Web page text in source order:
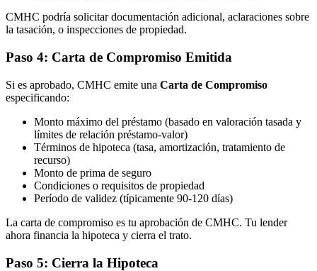
CMHC podría solicitar documentación adicional, aclaraciones sobre
la tasación, o inspecciones de propiedad.
Paso 4: Carta de Compromiso Emitida
Si es aprobado, CMHC emite una Carta de Compromiso
especificando:
Monto máximo del préstamo (basado en valoración tasada y
límites de relación préstamo-valor)
Términos de hipoteca (tasa, amortización, tratamiento de
recurso)
Monto de prima de seguro
Condiciones o requisitos de propiedad
Período de validez (típicamente 90-120 días)
La carta de compromiso es tu aprobación de CMHC. Tu lender
ahora financia la hipoteca y cierra el trato.
Paso 5: Cierra la Hipoteca